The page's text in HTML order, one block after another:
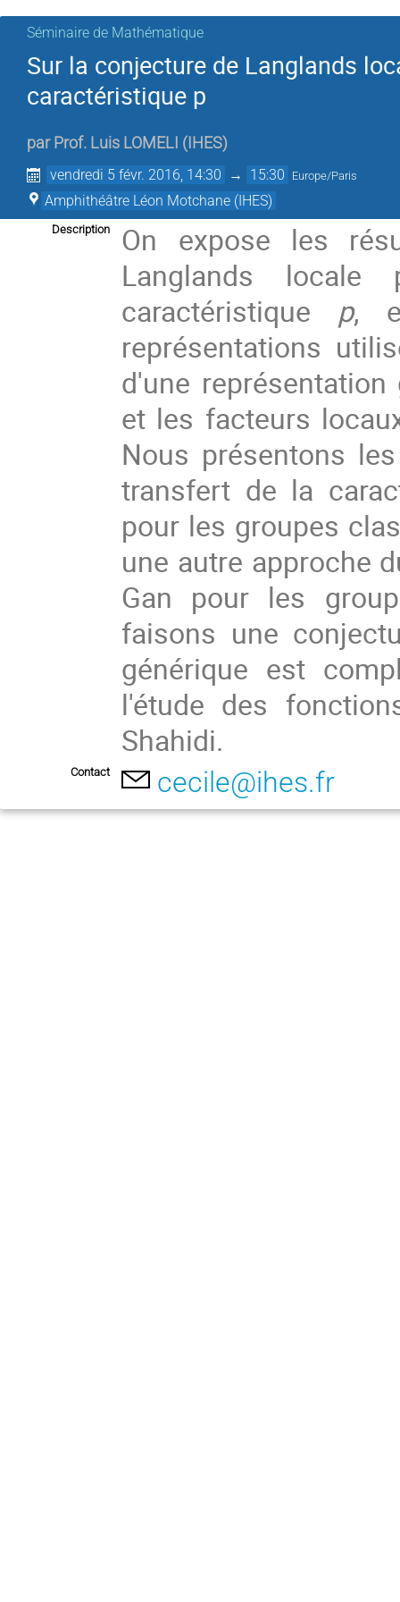
Séminaire de Mathématique
Sur la conjecture de Langlands
caractéristique p
par Prof. Luis LOMELI ( IHES)
vendredi 5 févr. 2016, 14:30 → 15:30 Europe/Paris
Amphithéâtre Léon Motchane (IHES)
Description
On expose les
Langlands
caractéristique p,
représentations
d'une
et les facteurs
Nous présentons
transfert de la
pour les groupes
une autre approche
Gan pour les
faisons une
générique est
l'étude des
Shahidi.
Contact cecile@ihes.fr